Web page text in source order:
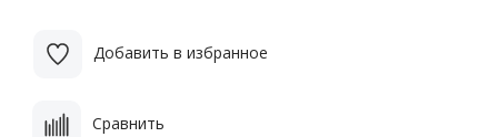
Добавить в избранное
Сравнить